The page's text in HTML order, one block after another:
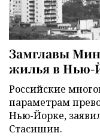
Замглавы
жилья в Нью-
Российские
параметрам
Нью-Йорке,
Стасишин.